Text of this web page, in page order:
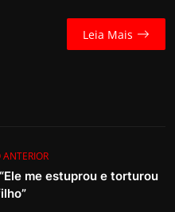
Leia Mais
ANTERIOR
me estuprou e torturou